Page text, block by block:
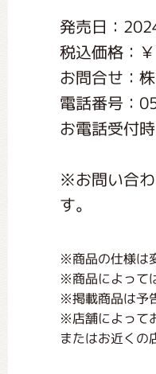
発売日：
税込価格：
お問合せ：
電話番号：
お電話受付
※お問い合
す。
※商品の仕様は
※商品によって
※掲載商品は予
※店舗によって
またはお近くの
くまのが